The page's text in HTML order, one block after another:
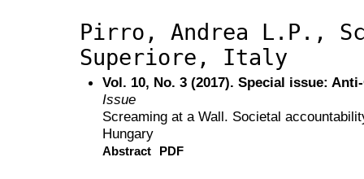
Pirro, Andrea L.P.,
Superiore, Italy
Vol. 10, No. 3 (2017). Special issue:
Issue
Screaming at a Wall. Societal
Hungary
Abstract PDF